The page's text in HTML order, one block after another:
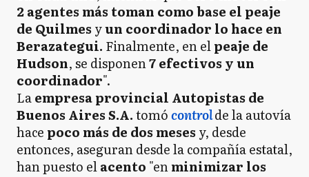
2 agentes más toman como base el peaje
de Quilmes yun coordinador lo hace en
Berazategui. Finalmente, en elpeaje de
Hudson, se disponen7 efectivos y un
coordinador".
Laempresa provincial Autopistas de
Buenos Aires S.A.tomócontrolde la autovía
hace poco más de dos meses y, desde
entonces, aseguran desde la compañía estatal,
han puesto elacento "enminimizar los